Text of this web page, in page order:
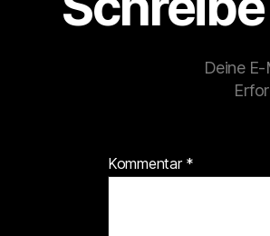
Deine
Kommentar *